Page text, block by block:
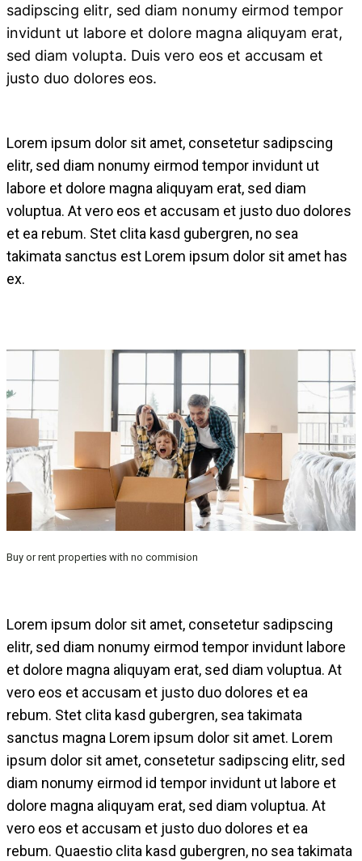
sadipscing elitr, sed diam nonumy eirmod tempor
invidunt ut labore et dolore magna aliquyam erat,
sed diam volupta. Duis vero eos et accusam et
justo duo dolores eos.
Lorem ipsum dolor sit amet, consetetur sadipscing
elitr, sed diam nonumy eirmod tempor invidunt ut
labore et dolore magna aliquyam erat, sed diam
voluptua. At vero eos et accusam et justo duo dolores
et ea rebum. Stet clita kasd gubergren, no sea
takimata sanctus est Lorem ipsum dolor sit amet has
ex.
Buy or rent properties with no commision
Lorem ipsum dolor sit amet, consetetur sadipscing
elitr, sed diam nonumy eirmod tempor invidunt labore
et dolore magna aliquyam erat, sed diam voluptua. At
vero eos et accusam et justo duo dolores et ea
rebum. Stet clita kasd gubergren, sea takimata
sanctus magna Lorem ipsum dolor sit amet. Lorem
ipsum dolor sit amet, consetetur sadipscing elitr, sed
diam nonumy eirmod id tempor invidunt ut labore et
dolore magna aliquyam erat, sed diam voluptua. At
vero eos et accusam et justo duo dolores et ea
rebum. Quaestio clita kasd gubergren, no sea takimata